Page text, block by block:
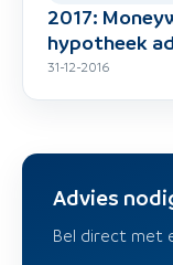
2017:
hypotheek
31-12-2016
Advies
Bel direct met